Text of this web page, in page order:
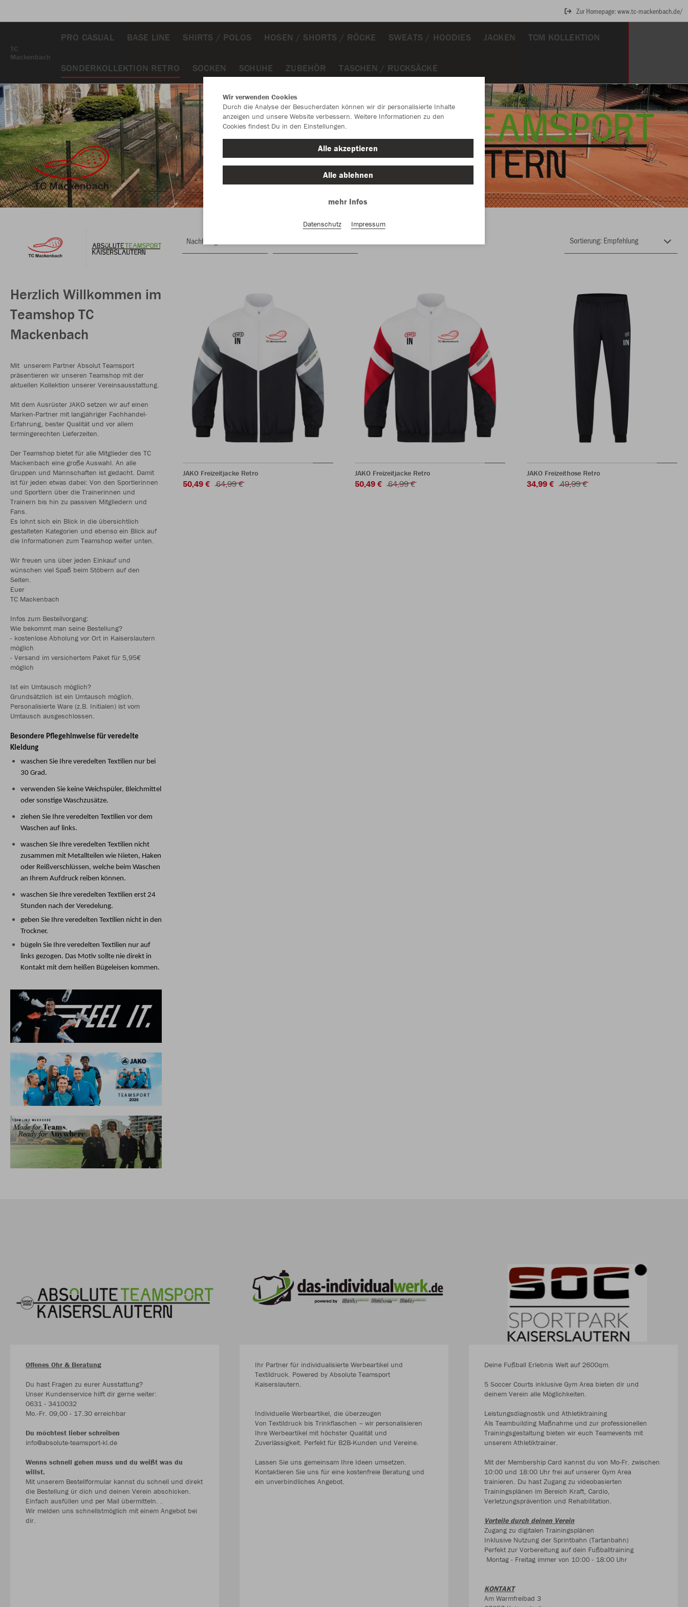
Zur Homepage: www.tc-mackenbach.de/
TC
Mackenbach
PRO CASUAL BASE LINE SHIRTS / POLOS HOSEN / SHORTS / RÖCKE SWEATS / HOODIES JACKEN TCM KOLLEKTION
SONDERKOLLEKTION RETRO SOCKEN SCHUHE ZUBEHÖR TASCHEN / RUCKSÄCKE
Herzlich Willkommen im
Teamshop TC
Mackenbach
Mit unserem Partner Absolut Teamsport
präsentieren wir unseren Teamshop mit der
aktuellen Kollektion unserer Vereinsausstattung.
Mit dem Ausrüster JAKO setzen wir auf einen
Marken-Partner mit langjähriger Fachhandel-
Erfahrung, bester Qualität und vor allem
termingerechten Lieferzeiten.
Der Teamshop bietet für alle Mitglieder des TC
Mackenbach eine große Auswahl. An alle
Gruppen und Mannschaften ist gedacht. Damit
ist für jeden etwas dabei: Von den Sportlerinnen
und Sportlern über die Trainerinnen und
Trainern bis hin zu passiven Mitgliedern und
Fans.
Es lohnt sich ein Blick in die übersichtlich
gestalteten Kategorien und ebenso ein Blick auf
die Informationen zum Teamshop weiter unten.
Wir freuen uns über jeden Einkauf und
wünschen viel Spaß beim Stöbern auf den
Seiten.
Euer
TC Mackenbach
Infos zum Bestellvorgang:
Wie bekommt man seine Bestellung?
- kostenlose Abholung vor Ort in Kaiserslautern
möglich
- Versand im versichertem Paket für 5,95€
möglich
Ist ein Umtausch möglich?
Grundsätzlich ist ein Umtausch möglich.
Personalisierte Ware (z.B. Initialen) ist vom
Umtausch ausgeschlossen.
Besondere Pflegehinweise für veredelte
Kleidung
waschen Sie Ihre veredelten Textilien nur bei
30 Grad.
verwenden Sie keine Weichspüler, Bleichmittel
oder sonstige Waschzusätze.
ziehen Sie Ihre veredelten Textilien vor dem
Waschen auf links.
waschen Sie Ihre veredelten Textilien nicht
zusammen mit Metallteilen wie Nieten, Haken
oder Reißverschlüssen, welche beim Waschen
an Ihrem Aufdruck reiben können.
waschen Sie Ihre veredelten Textilien erst 24
Stunden nach der Veredelung.
geben Sie Ihre veredelten Textilien nicht in den
Trockner.
bügeln Sie Ihre veredelten Textilien nur auf
links gezogen. Das Motiv sollte nie direkt in
Kontakt mit dem heißen Bügeleisen kommen.
Nachhaltig
JAKO Freizeitjacke Retro
50,49 € 64,99 €
JAKO Freizeitjacke Retro
50,49 € 64,99 €
JAKO Freizeithose Retro
34,99 € 49,99 €
Offenes Ohr & Beratung
Du hast Fragen zu eurer Ausstattung?
Unser Kundenservice hilft dir gerne weiter:
0631 - 3410032
Mo.-Fr. 09,00 - 17.30 erreichbar
Du möchtest lieber schreiben
info@absolute-teamsport-kl.de
Wenns schnell gehen muss und du weißt was du
willst.
Mit unserem Bestellformular kannst du schnell und direkt
die Bestellung ür dich und deinen Verein abschicken.
Einfach ausfüllen und per Mail übermitteln. .
Wir melden uns schnellstmöglich mit einem Angebot bei
dir.
Ihr Partner für individualisierte Werbeartikel und
Textildruck. Powered by Absolute Teamsport
Kaiserslautern.
Individuelle Werbeartikel, die überzeugen
Von Textildruck bis Trinkflaschen – wir personalisieren
Ihre Werbeartikel mit höchster Qualität und
Zuverlässigkeit. Perfekt für B2B-Kunden und Vereine.
Lassen Sie uns gemeinsam Ihre Ideen umsetzen.
Kontaktieren Sie uns für eine kostenfreie Beratung und
ein unverbindliches Angebot.
Deine Fußball Erlebnis Welt auf 2600qm.
5 Soccer Courts inklusive Gym Area bieten dir und
deinem Verein alle Möglichkeiten.
Leistungsdiagnostik und Athletiktraining
Als Teambuilding Maßnahme und zur professionellen
Trainingsgestaltung bieten wir euch Teamevents mit
unserem Athletiktrainer.
Mit der Membership Card kannst du von Mo-Fr. zwischen
10:00 und 18:00 Uhr frei auf unserer Gym Area
trainieren. Du hast Zugang zu videobasierten
Trainingsplänen im Bereich Kraft, Cardio,
Verletzungsprävention und Rehabilitation.
Vorteile durch deinen Verein
Zugang zu digitalen Trainingsplänen
Inklusive Nutzung der Sprintbahn (Tartanbahn)
Perfekt zur Vorbereitung auf dein Fußballtraining
Montag - Freitag immer von 10:00 - 18:00 Uhr
KONTAKT
Am Warmfreibad 3
Wir verwenden Cookies
Durch die Analyse der Besucherdaten können wir dir personalisierte Inhalte
anzeigen und unsere Website verbessern. Weitere Informationen zu den
Cookies findest Du in den Einstellungen.
Alle akzeptieren
Alle ablehnen
mehr Infos
Datenschutz Impressum